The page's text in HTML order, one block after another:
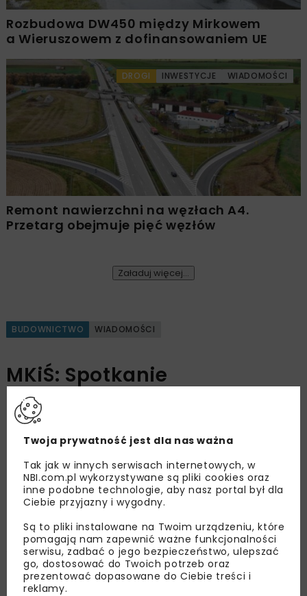
Rozbudowa DW450 między Mirkowem
a Wieruszowem z dofinansowaniem UE
DROGI INWESTYCJE WIADOMOŚCI
Remont nawierzchni na węzłach A4.
Przetarg obejmuje pięć węzłów
Załaduj więcej...
BUDOWNICTWO WIADOMOŚCI
MKiŚ: Spotkanie
Europejskich Ambasadorów
Klimatycznych
OPUBLIKOWANO: 23.01.2025
ramach polskiej prezydencji w Radzie UE
spotkanie Europejskich Wysłanników ds. Zmian
Klimatu, inaczej nazywanych Ambasadorami
Klimatycznymi (ECAN).
Twoja prywatność jest dla nas ważna
Tak jak w innych serwisach internetowych, w
NBI.com.pl wykorzystywane są pliki cookies oraz
inne podobne technologie, aby nasz portal był dla
Ciebie przyjazny i wygodny.
Są to pliki instalowane na Twoim urządzeniu, które
pomagają nam zapewnić ważne funkcjonalności
serwisu, zadbać o jego bezpieczeństwo, ulepszać
go, dostosować do Twoich potrzeb oraz
prezentować dopasowane do Ciebie treści i
reklamy.